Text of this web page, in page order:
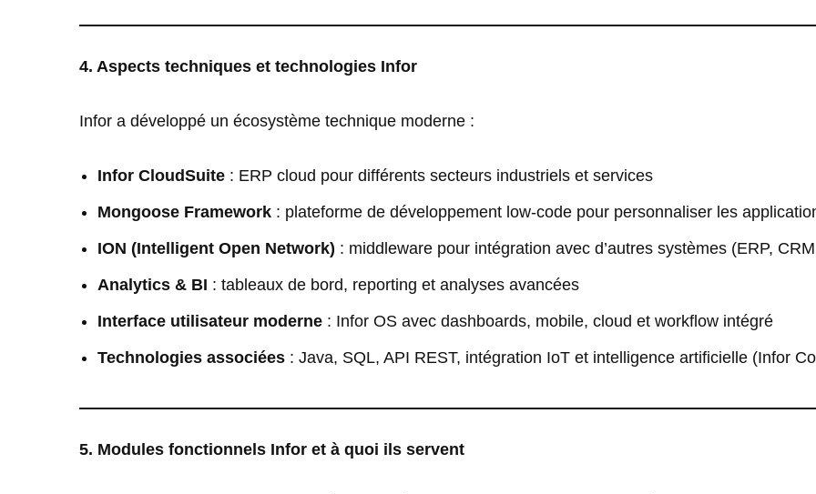
4. Aspects techniques et technologies Infor
Infor a développé un écosystème technique moderne :
Infor CloudSuite : ERP cloud pour différents secteurs industriels et services
Mongoose Framework : plateforme de développement low-code pour personnaliser les
ION (Intelligent Open Network) : middleware pour intégration avec d’autres systèmes (ERP,
Analytics & BI : tableaux de bord, reporting et analyses avancées
Interface utilisateur moderne : Infor OS avec dashboards, mobile, cloud et workflow intégré
Technologies associées : Java, SQL, API REST, intégration IoT et intelligence artificielle (Infor
5. Modules fonctionnels Infor et à quoi ils servent